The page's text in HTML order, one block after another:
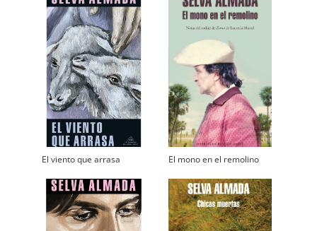
El viento que arrasa El mono en el remolino